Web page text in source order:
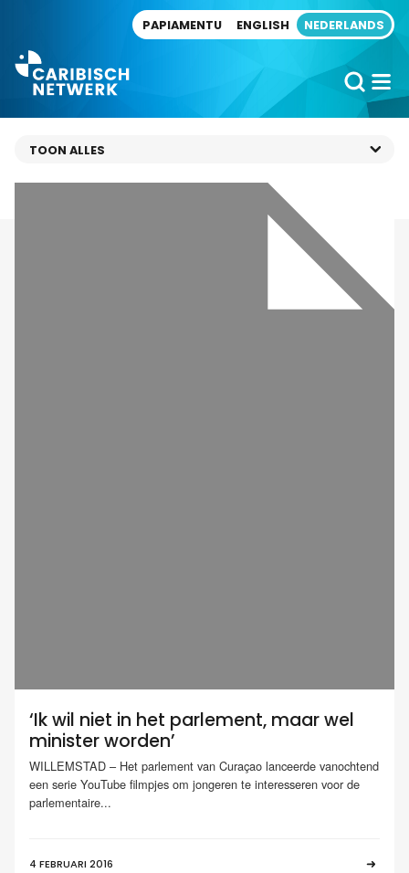
PAPIAMENTU ENGLISH NEDERLANDS
‘Ik wil niet in het parlement, maar wel
minister worden’
WILLEMSTAD – Het parlement van Curaçao lanceerde vanochtend
een serie YouTube filmpjes om jongeren te interesseren voor de
parlementaire...
4 FEBRUARI 2016